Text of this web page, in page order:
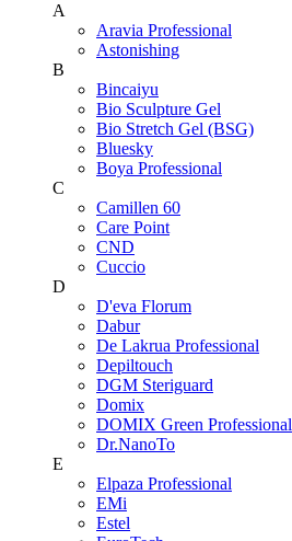
A
Aravia Professional
Astonishing
B
Bincaiyu
Bio Sculpture Gel
Bio Stretch Gel (BSG)
Bluesky
Boya Professional
C
Camillen 60
Care Point
CND
Cuccio
D
D'eva Florum
Dabur
De Lakrua Professional
Depiltouch
DGM Steriguard
Domix
DOMIX Green Professional
Dr.NanoTo
E
Elpaza Professional
EMi
Estel